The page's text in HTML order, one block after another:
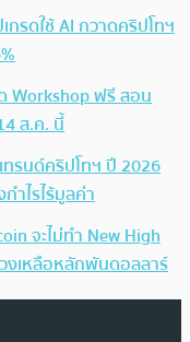
กรดใช้ AI กวาดคริปโทฯ
Workshop ฟรี สอน
ส.ค. นี้
ทรนด์คริปโทฯ ปี 2026
ำไรไร้มูลค่า
จะไม่ทำ New High
งเหลือหลักพันดอลลาร์